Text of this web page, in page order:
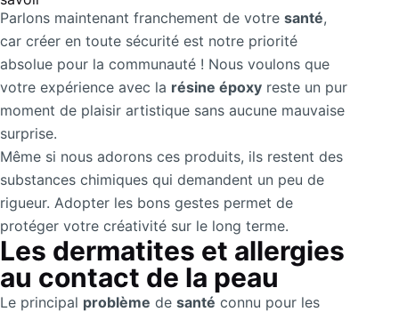
Parlons maintenant franchement de votre santé,
car créer en toute sécurité est notre priorité
absolue pour la communauté ! Nous voulons que
votre expérience avec la résine époxy reste un pur
moment de plaisir artistique sans aucune mauvaise
surprise.
Même si nous adorons ces produits, ils restent des
substances chimiques qui demandent un peu de
rigueur. Adopter les bons gestes permet de
protéger votre créativité sur le long terme.
Les dermatites et allergies
au contact de la peau
Le principal problème de santé connu pour les